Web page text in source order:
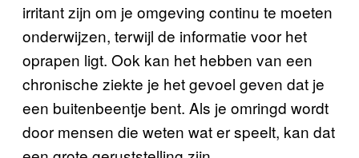
irritant zijn om je omgeving continu te moeten
onderwijzen, terwijl de informatie voor het
oprapen ligt. Ook kan het hebben van een
chronische ziekte je het gevoel geven dat je
een buitenbeentje bent. Als je omringd wordt
door mensen die weten wat er speelt, kan dat